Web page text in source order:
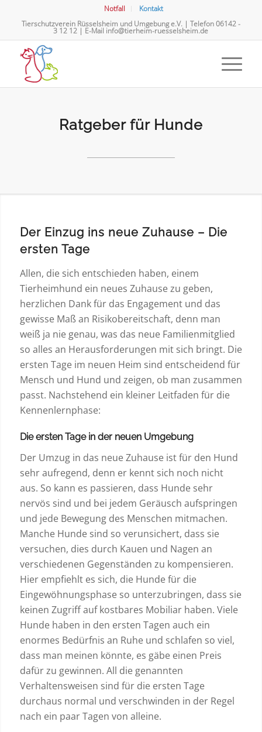
Notfall
Kontakt
Tierschutzverein Rüsselsheim und Umgebung e.V. | Telefon06142 -
3 12 12 | E-Mail info@tierheim-ruesselsheim.de
Ratgeber für Hunde
Der Einzug ins neue Zuhause – Die
ersten Tage
Allen, die sich entschieden haben, einem
Tierheimhund ein neues Zuhause zu geben,
herzlichen Dank für das Engagement und das
gewisse Maß an Risikobereitschaft, denn man
weiß ja nie genau, was das neue Familienmitglied
so alles an Herausforderungen mit sich bringt. Die
ersten Tage im neuen Heim sind entscheidend für
Mensch und Hund und zeigen, ob man zusammen
passt. Nachstehend ein kleiner Leitfaden für die
Kennenlernphase:
Die ersten Tage in der neuen Umgebung
Der Umzug in das neue Zuhause ist für den Hund
sehr aufregend, denn er kennt sich noch nicht
aus. So kann es passieren, dass Hunde sehr
nervös sind und bei jedem Geräusch aufspringen
und jede Bewegung des Menschen mitmachen.
Manche Hunde sind so verunsichert, dass sie
versuchen, dies durch Kauen und Nagen an
verschiedenen Gegenständen zu kompensieren.
Hier empfiehlt es sich, die Hunde für die
Eingewöhnungsphase so unterzubringen, dass sie
keinen Zugriff auf kostbares Mobiliar haben. Viele
Hunde haben in den ersten Tagen auch ein
enormes Bedürfnis an Ruhe und schlafen so viel,
dass man meinen könnte, es gäbe einen Preis
dafür zu gewinnen. All die genannten
Verhaltensweisen sind für die ersten Tage
durchaus normal und verschwinden in der Regel
nach ein paar Tagen von alleine.